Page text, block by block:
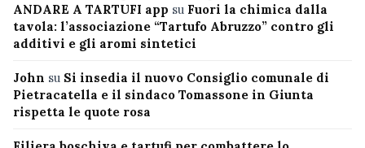
ANDARE A TARTUFI app su Fuori la chimica dalla
tavola: l’associazione “Tartufo Abruzzo” contro gli
additivi e gli aromi sintetici
John su Si insedia il nuovo Consiglio comunale di
Pietracatella e il sindaco Tomassone in Giunta
rispetta le quote rosa